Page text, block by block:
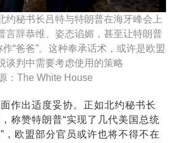
约秘书长吕特与特朗普在海牙峰会上
言辞恭维、姿态谄媚，甚至让特朗普
“爸爸”。这种奉承话术，或许是欧盟
谈判中需要考虑使用的策略
：The White House
作出适度妥协。正如北约秘书长
称赞特朗普“实现了几代美国总统
，欧盟部分官员或许也将不得不在